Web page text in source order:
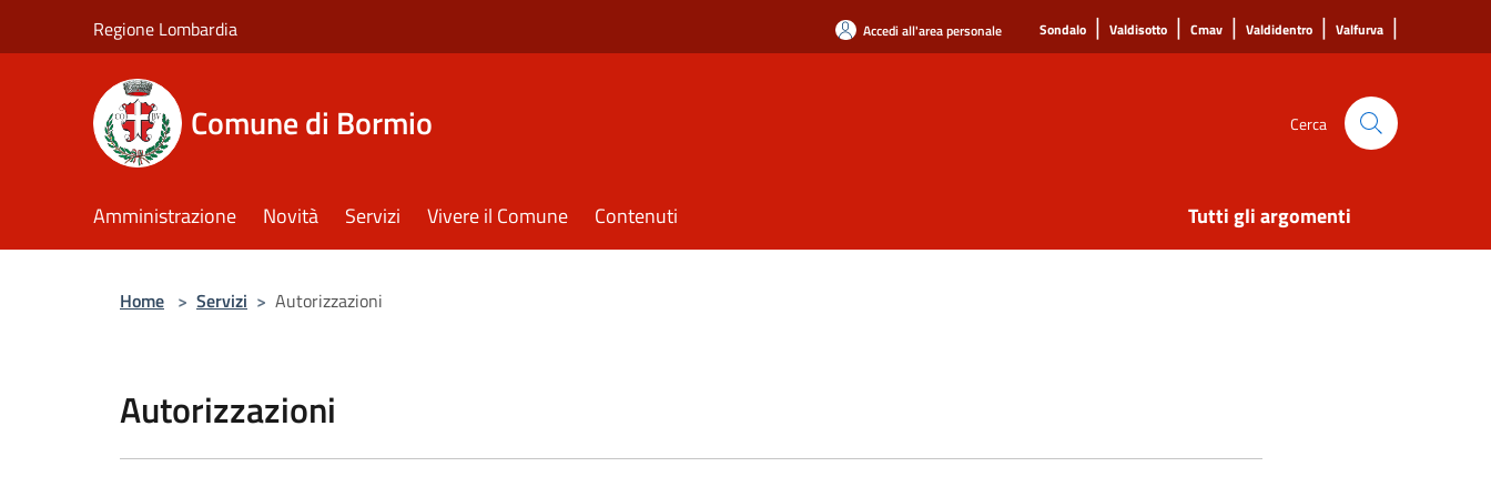
Regione Lombardia Accedi all'area personale Sondalo | Valdisotto | Cmav | Valdidentro | Valfurva |
Comune di Bormio Cerca
Amministrazione Novità Servizi Vivere il Comune Contenuti Tutti gli argomenti
Home > Servizi > Autorizzazioni
Autorizzazioni